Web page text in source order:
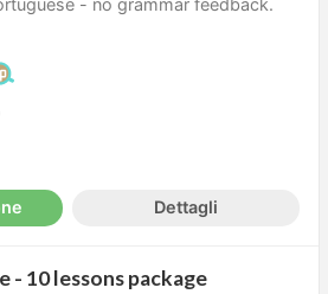
Dettagli
- 10 lessons package